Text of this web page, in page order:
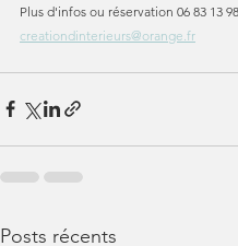
Plus d'infos ou réservation 06 83 13
creationdinterieurs@orange.fr
Posts récents